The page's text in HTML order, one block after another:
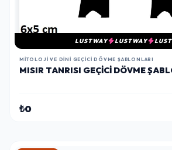
LUSTWAY LUSTWAY
MITOLOJI VE DINI GEÇICI DÖVME ŞABLONLARI
MISIR TANRISI GEÇICI DÖVME
₺0